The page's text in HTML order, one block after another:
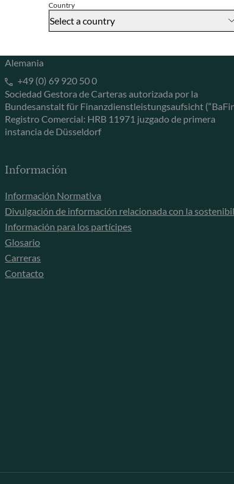
Country
Select a country
+49 (0) 211 239 24 01
Alemania
+49 (0) 69 920 50 0
Sociedad Gestora de Carteras autorizada por la
Bundesanstalt für Finanzdienstleistungsaufsicht
Registro Comercial: HRB 11971 juzgado de primera
instancia de Düsseldorf
Información
Información Normativa
Divulgación de información relacionada con la
Información para los partícipes
Glosario
Carreras
Contacto